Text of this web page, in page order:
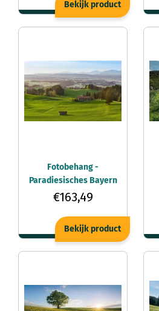
Bekijk product
Fotobehang -
Paradiesisches Bayern
450x280cm -
€163,49
Bekijk product